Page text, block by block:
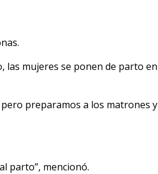
las mujeres se ponen de parto en
preparamos a los matrones y
parto”, mencionó.